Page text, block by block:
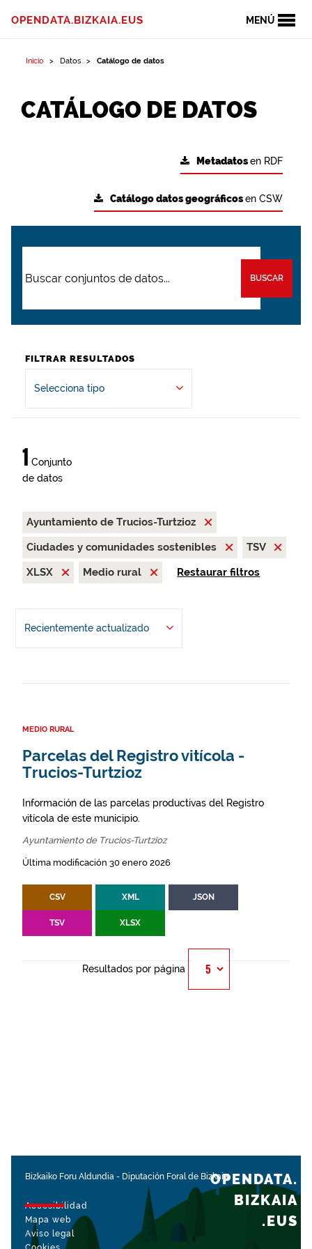
MENÚ
OPENDATA.BIZKAIA.EUS
Inicio Datos Catálogo de datos
CATÁLOGO DE DATOS
Metadatosen RDF
Catálogo datos geográficosen CSW
BUSCAR
FILTRAR RESULTADOS
Selecciona tipo
1 Conjunto
de datos
Ayuntamiento de Trucios-Turtzioz
Ciudades y comunidades sostenibles
TSV
XLSX
Medio rural Restaurar filtros
Recientemente actualizado
MEDIO RURAL
Parcelas del Registro vitícola -
Trucios-Turtzioz
Información de las parcelas productivas del Registro
vitícola de este municipio.
Ayuntamiento de Trucios-Turtzioz
Última modificación 30 enero 2026
CSV XML JSON
TSV XLSX
Resultados por página
Bizkaiko Foru Aldundia - Diputación Foral de Bizkaia
Accesibilidad
Mapa web
Aviso legal
OPENDATA.
BIZKAIA
.EUS